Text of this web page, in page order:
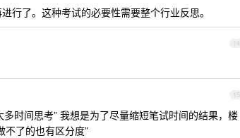
行了。这种考试的必要性需要整个行业反思。
14
15
时间思考” 我想是为了尽量缩短笔试时间的结果，楼
不了的也有区分度”